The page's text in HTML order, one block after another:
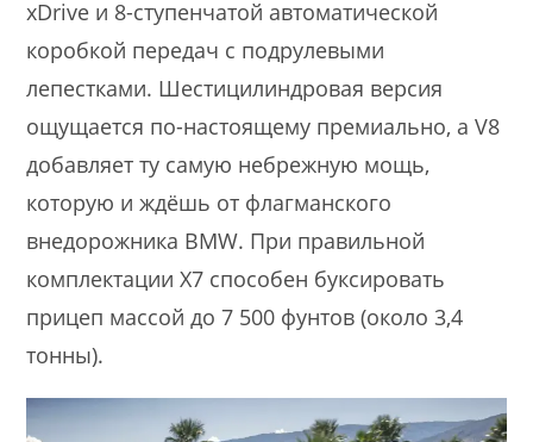
xDrive и 8-ступенчатой автоматической
коробкой передач с подрулевыми
лепестками. Шестицилиндровая версия
ощущается по-настоящему премиально, а V8
добавляет ту самую небрежную мощь,
которую и ждёшь от флагманского
внедорожника BMW. При правильной
комплектации X7 способен буксировать
прицеп массой до 7 500 фунтов (около 3,4
тонны).